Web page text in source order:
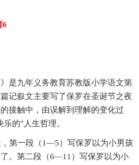
6
》是九年义务教育苏教版小学语文第
记叙文主要写了保罗在圣诞节之夜
接触中，由误解到理解的变化过
的"人生哲理。
第一段（1—5）写保罗以为小男孩
。第二段（6—11）写保罗以为小